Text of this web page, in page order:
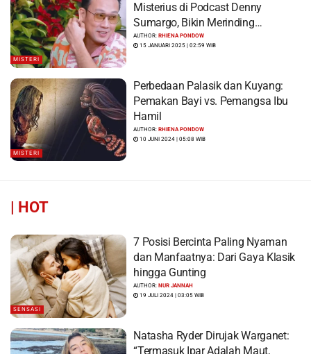
MISTERI
Misterius di Podcast Denny
Sumargo, Bikin Merinding…
AUTHOR:RHIENA PONDOW
15 JANUARI 2025 | 02:59 WIB
MISTERI
Perbedaan Palasik dan Kuyang:
Pemakan Bayi vs. Pemangsa Ibu
Hamil
AUTHOR:RHIENA PONDOW
10 JUNI 2024 | 05:08 WIB
| HOT
SENSASI
7 Posisi Bercinta Paling Nyaman
dan Manfaatnya: Dari Gaya Klasik
hingga Gunting
AUTHOR:NUR JANNAH
19 JULI 2024 | 03:05 WIB
Natasha Ryder Dirujak Warganet:
“Termasuk Ipar Adalah Maut,